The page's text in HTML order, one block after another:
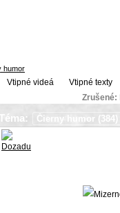
humor
Vtipné videá Vtipné texty
Zrušené:
Téma: